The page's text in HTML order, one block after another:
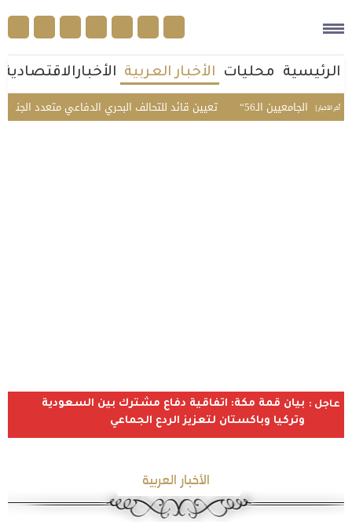
الرئيسية محليات الأخبار العربية الأخبارالاقتصادية
أخر الأخبار | تعيين قائد للتحالف البحري الدفاعي متعدد الجنسيات الـ56
عاجل : بيان قمة مكة: اتفاقية دفاع مشترك بين السعودية
وتركيا وباكستان لتعزيز الردع الجماعي
الأخبار العربية